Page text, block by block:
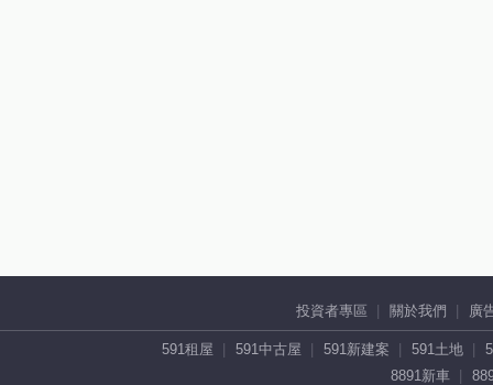
投資者專區 關於我們 廣
591租屋 591中古屋 591新建案 591土地
8891新車